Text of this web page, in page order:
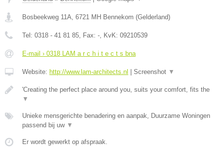
Bosbeekweg 11A, 6721 MH Bennekom (Gelderland)
Tel: 0318 - 41 81 85, Fax: -, KvK: 09210539
E-mail › 0318 LAM a r c h i t e c t s bna
Website: http://www.lam-architects.nl Screenshot ▼
'Creating the perfect place around you, suits your comfort, fits the
▼
Unieke mensgerichte benadering en aanpak, Duurzame Woningen
passend bij uw ▼
Er wordt gewerkt op afspraak.